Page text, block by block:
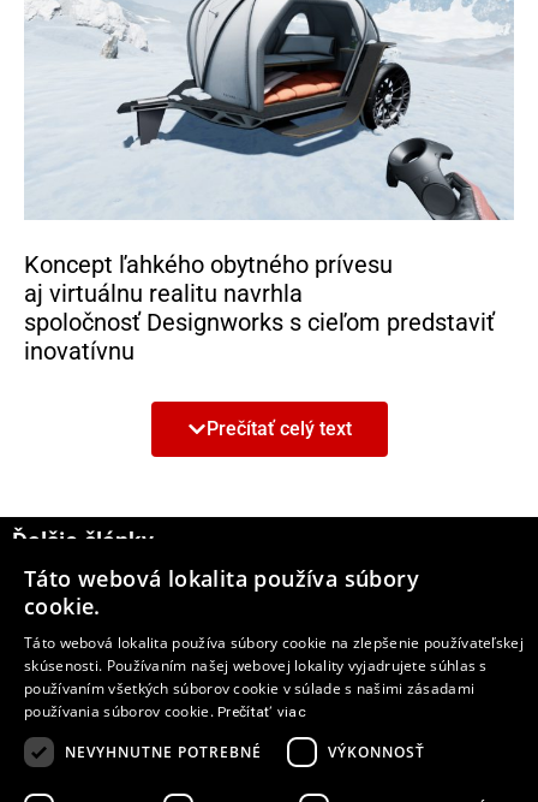
Koncept ľahkého obytného prívesu
aj virtuálnu realitu navrhla
spoločnosť Designworks s cieľom predstaviť
inovatívnu
spoločnosti The North Face, ktorá na
vytvorenie najvyspelejšieho priedušného
a nepremokavého materiálu na svete využíva
„Na vytvorenie tohto materiálu sa nám
podarilo prepojiť skutočný a digitálny svet,
pričom sme sa zároveň pokúsili jasne
predstaviť komplexnú víziu značky
a poskytnúť ľuďom reálny zážitok“,
povedala Laura Robin, riaditeľka
štúdia Designworks v Los Angeles.
„Premýšľanie o extrémnom výkone v nových
Prečítať celý text
Ďalšie články
Táto webová lokalita používa súbory
cookie.
Táto webová lokalita používa súbory cookie na zlepšenie používateľskej
skúsenosti. Používaním našej webovej lokality vyjadrujete súhlas s
používaním všetkých súborov cookie v súlade s našimi zásadami
používania súborov cookie.Prečítať viac
NEVYHNUTNE POTREBNÉ VÝKONNOSŤ